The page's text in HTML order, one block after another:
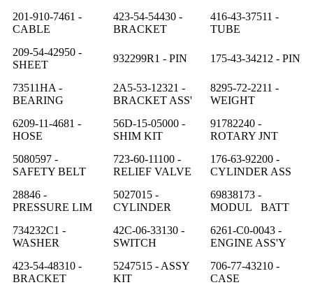
201-910-7461 -
CABLE
423-54-54430 -
BRACKET
416-43-37511 -
TUBE
209-54-42950 -
SHEET
932299R1 - PIN 175-43-34212 - PIN
73511HA -
BEARING
2A5-53-12321 -
BRACKET ASS'
8295-72-2211 -
WEIGHT
6209-11-4681 -
HOSE
56D-15-05000 -
SHIM KIT
91782240 -
ROTARY JNT
5080597 -
SAFETY BELT
723-60-11100 -
RELIEF VALVE
176-63-92200 -
CYLINDER ASS
28846 -
PRESSURE LIM
5027015 -
CYLINDER
69838173 -
MODUL BATT
734232C1 -
WASHER
42C-06-33130 -
SWITCH
6261-C0-0043 -
ENGINE ASS'Y
423-54-48310 -
BRACKET
5247515 - ASSY
KIT
706-77-43210 -
CASE